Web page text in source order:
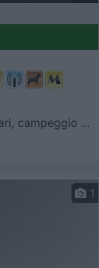
campeggio ...
1